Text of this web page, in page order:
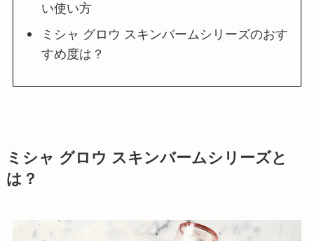
い使い方
ミシャ グロウ スキンバームシリーズのおす
すめ度は？
ミシャ グロウ スキンバームシリーズと
は？